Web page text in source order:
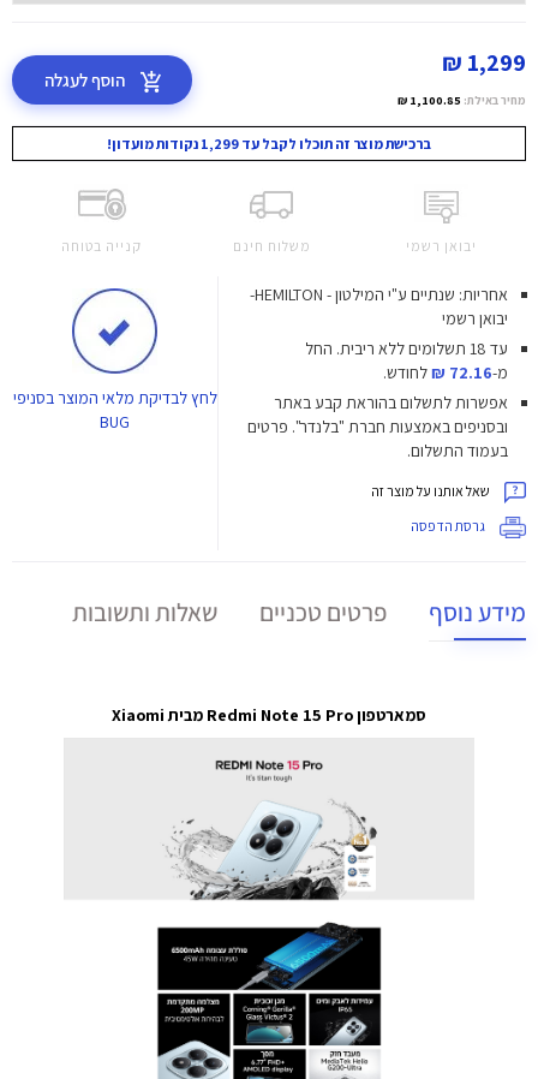
1,299 ₪
מחיר באילת: 1,100.85 ₪
הוסף לעגלה
ברכישת מוצר זה תוכלו לקבל עד 1,299 נקודות מועדון!
יבואן רשמי משלוח חינם קנייה בטוחה
אחריות: שנתיים ע"י המילטון - HEMILTON-
יבואן רשמי
עד 18 תשלומים ללא ריבית.
החל
מ-72.16 ₪
לחודש.
אפשרות לתשלום בהוראת קבע באתר
ובסניפים באמצעות חברת "בלנדר". פרטים
בעמוד התשלום.
שאל אותנו על מוצר זה
גרסת הדפסה
לחץלבדיקת מלאי המוצר בסניפי
BUG
מידע נוסף פרטים טכניים שאלות ותשובות
סמארטפון Redmi Note 15 Pro מבית Xiaomi